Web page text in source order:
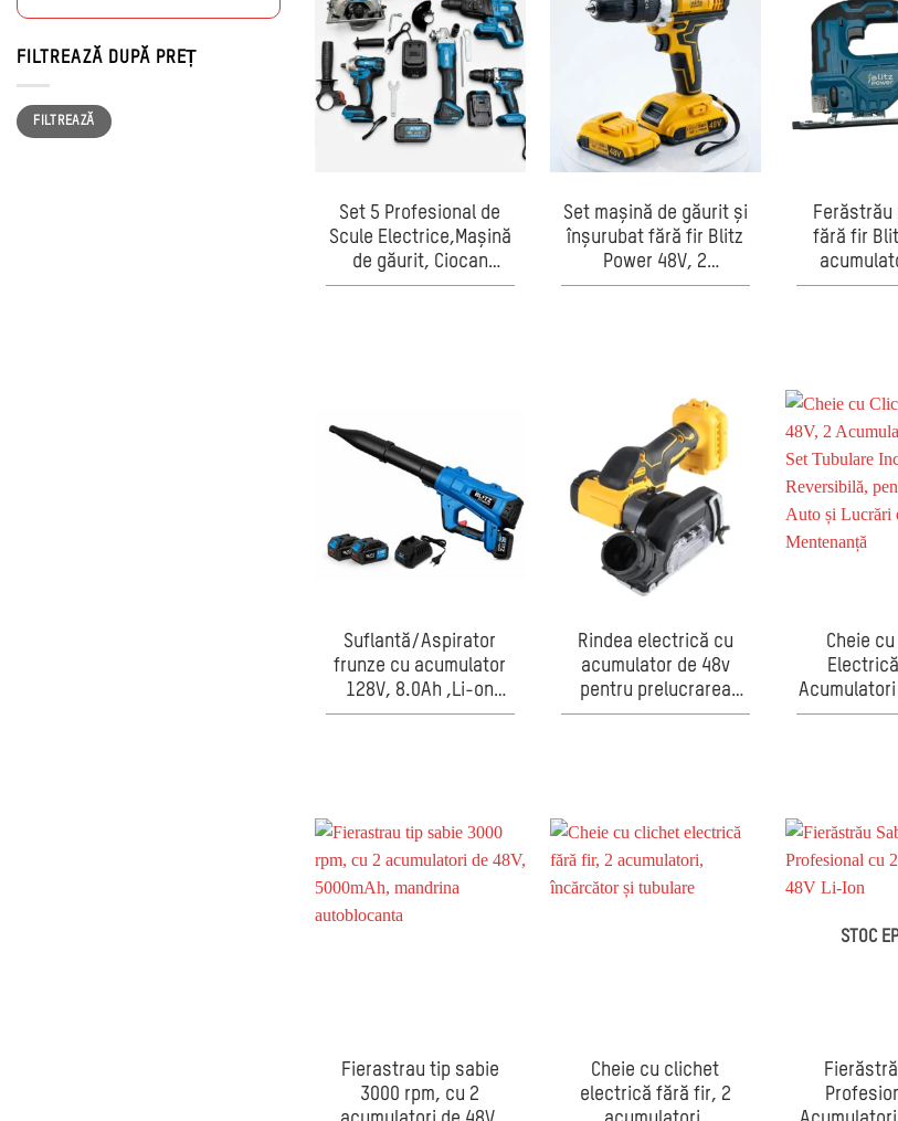
FILTREAZĂ DUPĂ PREȚ
Preț
minim
Preț
maximFILTREAZĂ
Set 5 Profesional de
Scule Electrice,Mașină
de găurit, Ciocan
rotopercutor,Polizor
Set mașină de găurit și
înșurubat fără fir Blitz
Power 48V, 2
acumulatori Li-Ion, 45
Ferăstrău
fără fir
128V,
Suflantă/Aspirator
frunze cu acumulator
128V, 8.0Ah ,Li-on
,motor brushless,
Rindea electrică cu
acumulator de 48v
pentru prelucrarea
lemnului, reglaj precis
Cheie
Acumulatori
Tubulare
Fierastrau tip sabie
3000 rpm, cu 2
Cheie cu clichet
electrică fără fir, 2
STOC